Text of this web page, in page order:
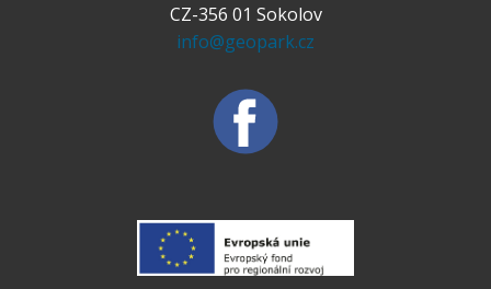
CZ-356 01 Sokolov
info@geopark.cz